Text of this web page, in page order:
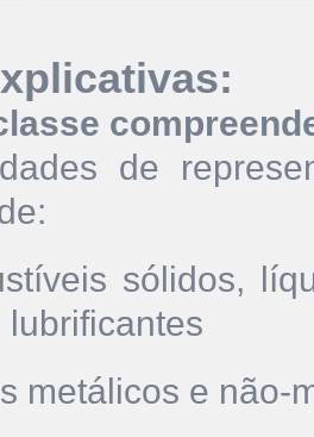
de
sólidos,
lubrificantes
metálicos e não-